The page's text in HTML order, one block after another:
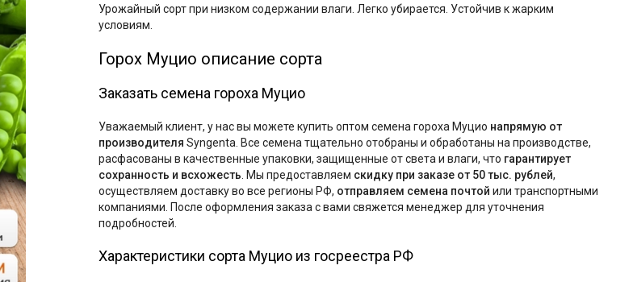
Урожайный сорт при низком содержании влаги. Легко убирается. Устойчив к жарким
условиям.
Горох Муцио описание сорта
Заказать семена гороха Муцио
Уважаемый клиент, у нас вы можете купить оптом семена гороха Муцио напрямую от
производителя Syngenta. Все семена тщательно отобраны и обработаны на производстве,
расфасованы в качественные упаковки, защищенные от света и влаги, что гарантирует
сохранность и всхожесть . Мы предоставляем скидку при заказе от 50 тыс. рублей,
осуществляем доставку во все регионы РФ, отправляем семена почтой или транспортными
компаниями. После оформления заказа с вами свяжется менеджер для уточнения
подробностей.
Характеристики сорта Муцио из госреестра РФ